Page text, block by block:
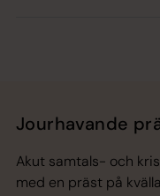
Jourhavande
Akut samtals- och
med en präst på